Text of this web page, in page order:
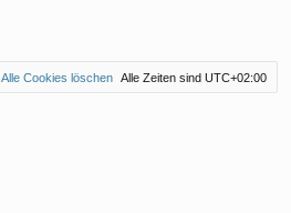
Alle Zeiten sind UTC+02:00
Alle Cookies löschen